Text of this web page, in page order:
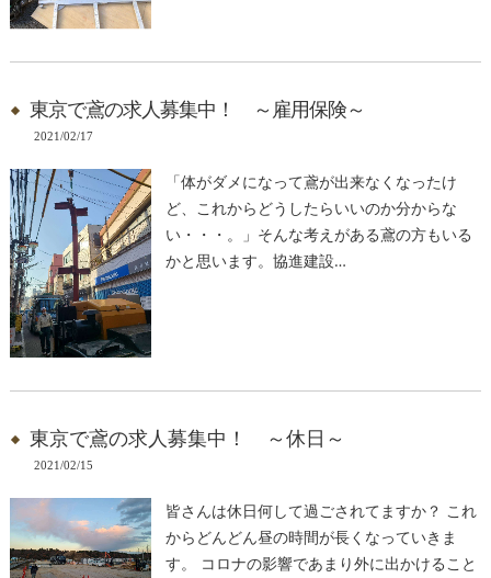
東京で鳶の求人募集中！ ～雇用保険～
2021/02/17
「体がダメになって鳶が出来なくなったけ
ど、これからどうしたらいいのか分からな
い・・・。」そんな考えがある鳶の方もいる
かと思います。協進建設…
東京で鳶の求人募集中！ ～休日～
2021/02/15
皆さんは休日何して過ごされてますか？ これ
からどんどん昼の時間が長くなっていきま
す。 コロナの影響であまり外に出かけること